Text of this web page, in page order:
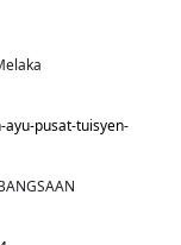
pusat-tuisyen-